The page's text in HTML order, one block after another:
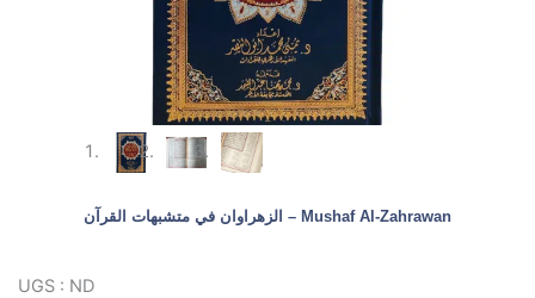
الزهراوان في متشبهات القرآن – Mushaf Al-Zahrawan
UGS : ND